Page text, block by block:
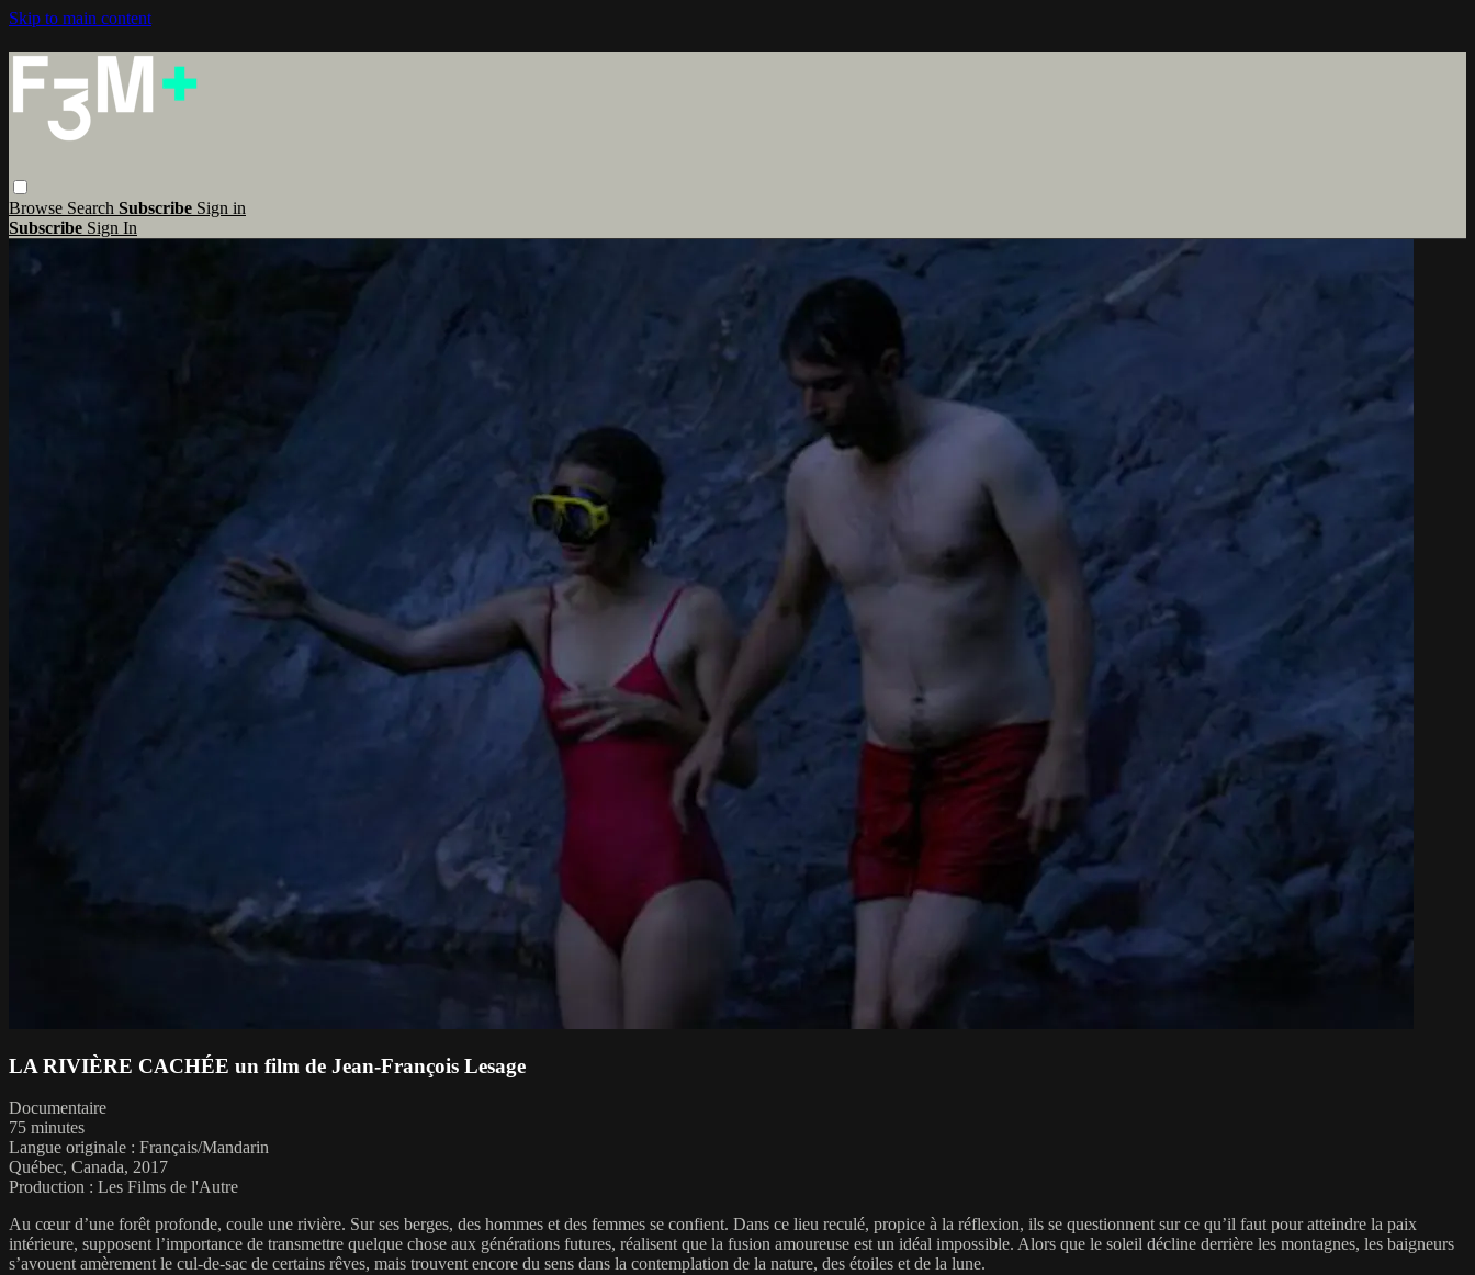
Skip to main content
Browse Search Subscribe Sign in
Subscribe Sign In
LA RIVIÈRE CACHÉE un film de Jean-François Lesage
Documentaire
75 minutes
Langue originale : Français/Mandarin
Québec, Canada, 2017
Production : Les Films de l'Autre
Au cœur d’une forêt profonde, coule une rivière. Sur ses berges, des hommes et des femmes se confient. Dans ce lieu reculé, propice à la réflexion, ils se questionnent sur ce qu’il faut pour atteindre la paix
intérieure, supposent l’importance de transmettre quelque chose aux générations futures, réalisent que la fusion amoureuse est un idéal impossible. Alors que le soleil décline derrière les montagnes, les baigneurs
s’avouent amèrement le cul-de-sac de certains rêves, mais trouvent encore du sens dans la contemplation de la nature, des étoiles et de la lune.